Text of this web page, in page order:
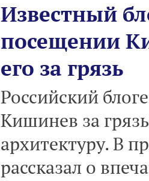
Известный
посещении
его за грязь
Российский
Кишинев за
архитектуру. В
рассказал о